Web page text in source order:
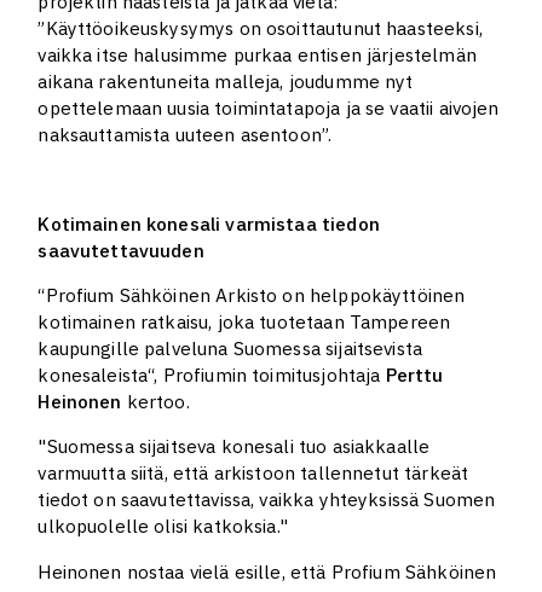
”Käyttöoikeuskysymys on osoittautunut haasteeksi,
vaikka itse halusimme purkaa entisen järjestelmän
aikana rakentuneita malleja, joudumme nyt
opettelemaan uusia toimintatapoja ja se vaatii aivojen
naksauttamista uuteen asentoon”.
Kotimainen konesali varmistaa tiedon
saavutettavuuden
“Profium Sähköinen Arkisto on helppokäyttöinen
kotimainen ratkaisu, joka tuotetaan Tampereen
kaupungille palveluna Suomessa sijaitsevista
konesaleista“, Profiumin toimitusjohtaja Perttu
Heinonen kertoo.
"Suomessa sijaitseva konesali tuo asiakkaalle
varmuutta siitä, että arkistoon tallennetut tärkeät
tiedot on saavutettavissa, vaikka yhteyksissä Suomen
ulkopuolelle olisi katkoksia."
Heinonen nostaa vielä esille, että Profium Sähköinen